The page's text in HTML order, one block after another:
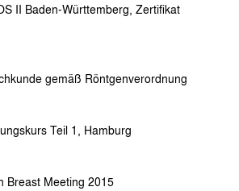
II Baden-Württemberg, Zertifikat
gemäß Röntgenverordnung
Teil 1, Hamburg
Breast Meeting 2015